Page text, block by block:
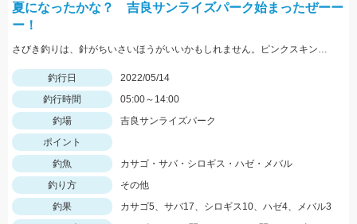
夏になったかな？ 吉良サンライズパーク始まったぜーー
ー！
さびき釣りは、針がちいさいほうがいいかもしれません。ピンクスキンおすすめです。 根魚は、ゴールドイソメがおすすめです。
釣行日
2022/05/14
釣行時間
05:00～14:00
釣場
吉良サンライズパーク
ポイント
釣魚
カサゴ・サバ・シロギス・ハゼ・メバル
釣り方
その他
釣果
カサゴ5、サバ17、シロギス10、ハゼ4、メバル3